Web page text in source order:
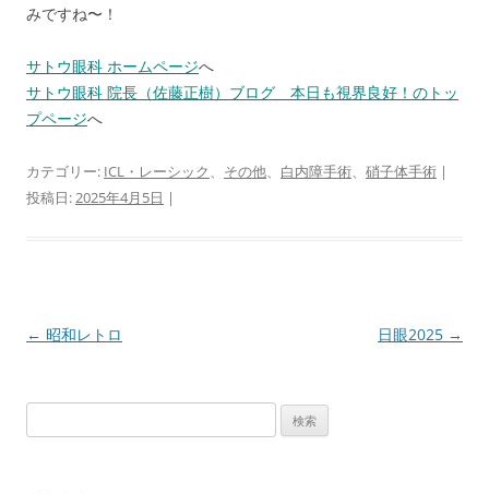
みですね〜！
サトウ眼科 ホームページへ
サトウ眼科 院長（佐藤正樹）ブログ 本日も視界良好！のトッ
プページへ
カテゴリー: ICL・レーシック、 その他、 白内障手術、 硝子体手術 |
投稿日:2025年4月5日 |
投
← 昭和レトロ 日眼2025 →
索: